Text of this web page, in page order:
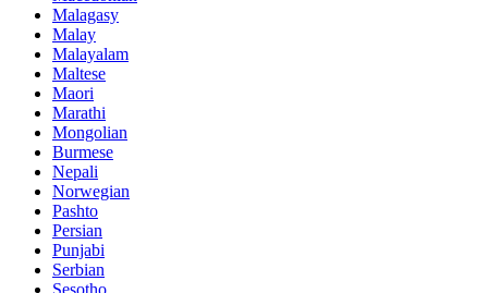
Malagasy
Malay
Malayalam
Maltese
Maori
Marathi
Mongolian
Burmese
Nepali
Norwegian
Pashto
Persian
Punjabi
Serbian
Sesotho